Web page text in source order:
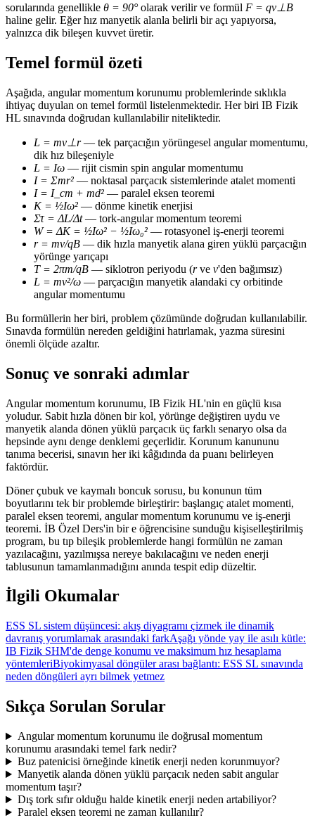
sorularında genellikle θ = 90°olarak verilir ve formül F = qv⊥B
haline gelir. Eğer hız manyetik alanla belirli bir açı yapıyorsa,
yalnızca dik bileşen kuvvet üretir.
Temel formül özeti
Aşağıda, angular momentum korunumu problemlerinde sıklıkla
ihtiyaç duyulan on temel formül listelenmektedir. Her biri IB Fizik
HL sınavında doğrudan kullanılabilir niteliktedir.
L = mv⊥r— tek parçacığın yörüngesel angular momentumu,
dik hız bileşeniyle
L = Iω — rijit cismin spin angular momentumu
I = Σmr² — noktasal parçacık sistemlerinde atalet momenti
I = I_cm + md² — paralel eksen teoremi
K = ½Iω² — dönme kinetik enerjisi
Στ = ΔL/Δt— tork-angular momentum teoremi
W = ΔK = ½Iω² − ½Iω₀² — rotasyonel iş-enerji teoremi
r = mv/qB — dik hızla manyetik alana giren yüklü parçacığın
yörünge yarıçapı
T = 2πm/qB — siklotron periyodu (rve v'den bağımsız)
L = mv²/ω — parçacığın manyetik alandaki cy orbitinde
angular momentumu
Bu formüllerin her biri, problem çözümünde doğrudan kullanılabilir.
Sınavda formülün nereden geldiğini hatırlamak, yazma süresini
önemli ölçüde azaltır.
Sonuç ve sonraki adımlar
Angular momentum korunumu, IB Fizik HL'nin en güçlü kısa
yoludur. Sabit hızla dönen bir kol, yörünge değiştiren uydu ve
manyetik alanda dönen yüklü parçacık üç farklı senaryo olsa da
hepsinde aynı denge denklemi geçerlidir. Korunum kanununu
tanıma becerisi, sınavın her iki kâğıdında da puanı belirleyen
faktördür.
Döner çubuk ve kaymalı boncuk sorusu, bu konunun tüm
boyutlarını tek bir problemde birleştirir: başlangıç atalet momenti,
paralel eksen teoremi, angular momentum korunumu ve iş-enerji
teoremi. İB Özel Ders'in bir e öğrencisine sunduğu kişiselleştirilmiş
program, bu tıp bileşik problemlerde hangi formülün ne zaman
yazılacağını, yazılmışsa nereye bakılacağını ve neden enerji
tablusunun tamamlanmadığını anında tespit edip düzeltir.
İlgili Okumalar
ESS SL sistem düşüncesi: akış diyagramı çizmek ile dinamik
davranış yorumlamak arasındaki farkAşağı yönde yay ile asılı kütle:
IB Fizik SHM'de denge konumu ve maksimum hız hesaplama
yöntemleriBiyokimyasal döngüler arası bağlantı: ESS SL sınavında
neden döngüleri ayrı bilmek yetmez
Sıkça Sorulan Sorular
Angular momentum korunumu ile doğrusal momentum
korunumu arasındaki temel fark nedir?
Buz patenicisi örneğinde kinetik enerji neden korunmuyor?
Manyetik alanda dönen yüklü parçacık neden sabit angular
momentum taşır?
Dış tork sıfır olduğu halde kinetik enerji neden artabiliyor?
Paralel eksen teoremi ne zaman kullanılır?